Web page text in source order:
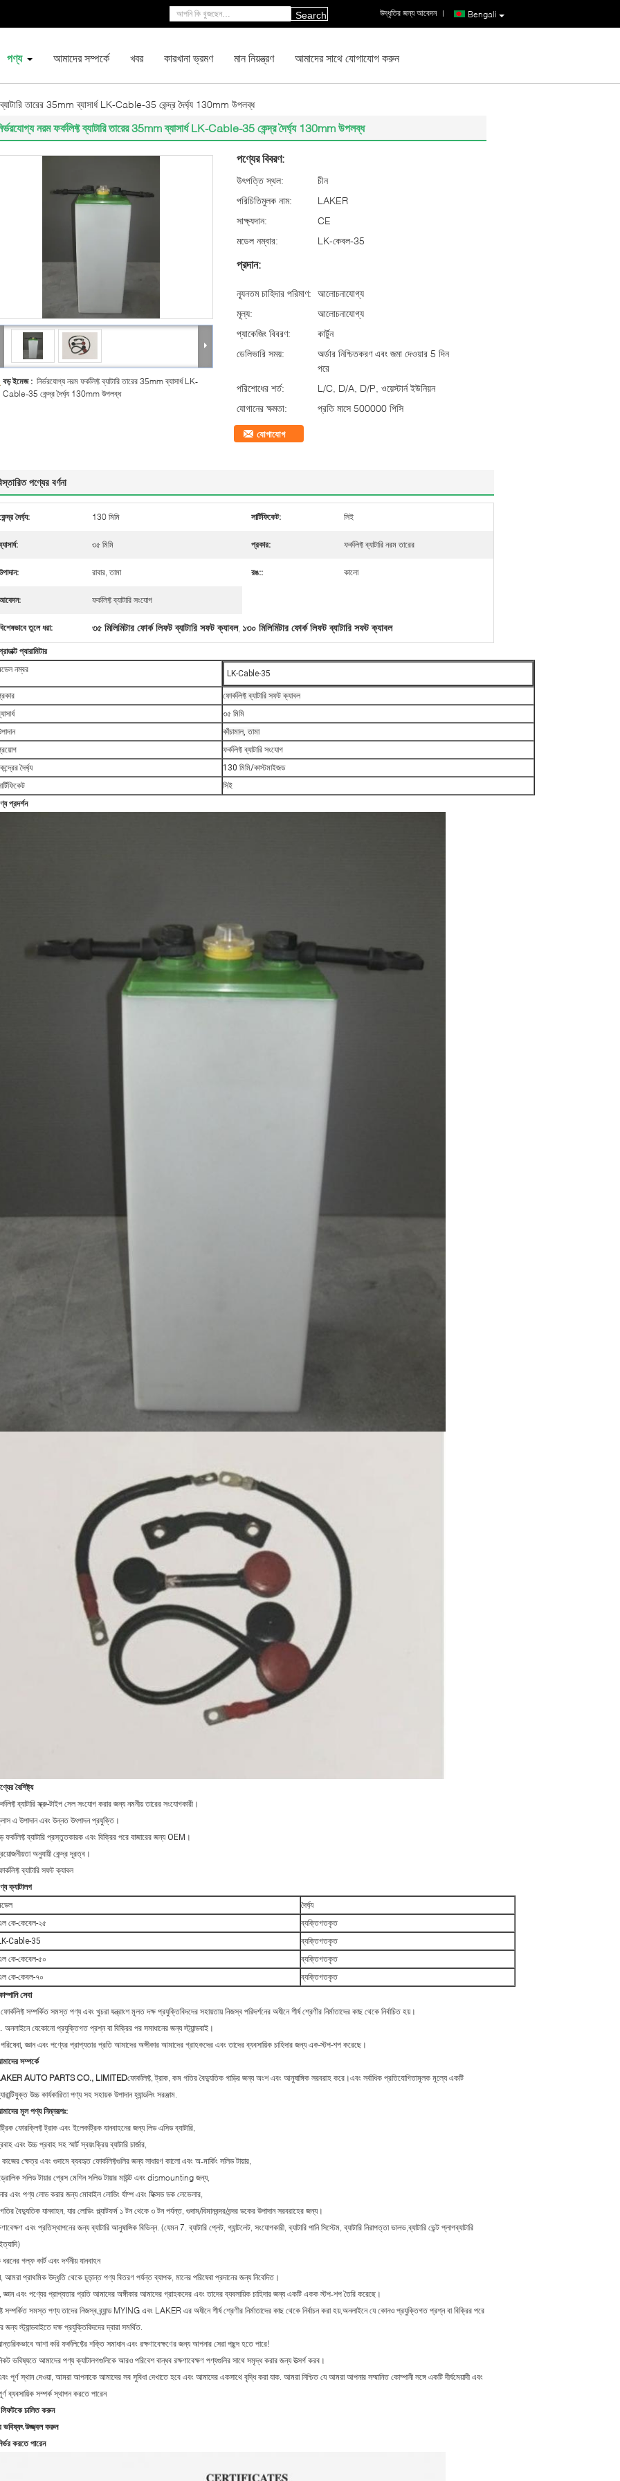
Bengali
উদ্ধৃতির জন্য আবেদন |
Search
পণ্য আমাদের সম্পর্কে খবর কারখানা ভ্রমণ মান নিয়ন্ত্রণ আমাদের সাথে যোগাযোগ করুন
ব্যাটারি তারের 35mm ব্যাসার্ধ LK-Cable-35 কেন্দ্র দৈর্ঘ্য 130mm উপলব্ধ
নরম ফর্কলিফ্ট ব্যাটারি তারের 35mm ব্যাসার্ধ LK-Cable-35 কেন্দ্র দৈর্ঘ্য 130mm উপলব্ধ
বড় ইমেজ : নির্ভরযোগ্য নরম ফর্কলিফ্ট ব্যাটারি তারের 35mm ব্যাসার্ধ LK-
Cable-35 কেন্দ্র দৈর্ঘ্য 130mm উপলব্ধ
পণ্যের বিবরণ:
উৎপত্তি স্থল:
চীন
পরিচিতিমুলক নাম:
LAKER
সাক্ষ্যদান:
CE
মডেল নম্বার:
LK-কেবল-35
প্রদান:
ন্যূনতম চাহিদার পরিমাণ: আলোচনাযোগ্য
মূল্য:
আলোচনাযোগ্য
প্যাকেজিং বিবরণ:
কার্টুন
ডেলিভারি সময়:
অর্ডার নিশ্চিতকরণ এবং জমা দেওয়ার 5 দিন
পরে
পরিশোধের শর্ত:
L/C, D/A, D/P, ওয়েস্টার্ন ইউনিয়ন
যোগানের ক্ষমতা:
প্রতি মাসে 500000 পিসি
যোগাযোগ
পণ্যের বর্ণনা
দৈর্ঘ্য: 130 মিমি সার্টিফিকেট: সিই
৩৫ মিমি প্রকার: ফর্কলিফ্ট ব্যাটারি নরম তারের
রাবার, তামা রঙ:: কালো
ফর্কলিফ্ট ব্যাটারি সংযোগ
তুলে ধরা: ৩৫ মিলিমিটার ফোর্ক লিফট ব্যাটারি সফট ক্যাবল, ১৩০ মিলিমিটার ফোর্ক লিফট ব্যাটারি সফট ক্যাবল
প্যারামিটার
নম্বর
LK-Cable-35
ফোর্কলিফ্ট ব্যাটারি সফট ক্যাবল
৩৫ মিমি
কাঁচামাল, তামা
ফর্কলিফ্ট ব্যাটারি সংযোগ
দৈর্ঘ্য 130 মিমি/কাস্টমাইজড
সিই
প্রদর্শন
বৈশিষ্ট্য
ব্যাটারি স্ক্রু-টাইপ সেল সংযোগ করার জন্য নমনীয় তারের সংযোগকারী।
এ উপাদান এবং উন্নত উৎপাদন প্রযুক্তি।
ফর্কলিফ্ট ব্যাটারি প্রস্তুতকারক এবং বিক্রির পরে বাজারের জন্য OEM।
অনুযায়ী কেন্দ্র দূরত্ব।
ব্যাটারি সফট ক্যাবল
ক্যাটালগ
দৈর্ঘ্য
কে-কেবেল-২৫
ব্যক্তিগতকৃত
Cable-35
ব্যক্তিগতকৃত
কে-কেবেল-৫০
ব্যক্তিগতকৃত
কে-কেবল-৭০
ব্যক্তিগতকৃত
সেবা
সম্পর্কিত সমস্ত পণ্য এবং খুচরা যন্ত্রাংশ মূলত দক্ষ প্রযুক্তিবিদদের সহায়তায় নিজস্ব পরিদর্শনের অধীনে শীর্ষ শ্রেণীর নির্মাতাদের কাছ থেকে নির্বাচিত হয়।
অনলাইনে যেকোনো প্রযুক্তিগত প্রশ্ন বা বিক্রির পর সমাধানের জন্য স্ট্যান্ডবাই।
জ্ঞান এবং পণ্যের প্রাপ্যতার প্রতি আমাদের অঙ্গীকার আমাদের গ্রাহকদের এবং তাদের ব্যবসায়িক চাহিদার জন্য এক-স্টপ-শপ করেছে।
সম্পর্কে
AUTO PARTS CO., LIMITEDফোর্কলিফ্ট, ট্রাক, কম গতির বৈদ্যুতিক গাড়ির জন্য অংশ এবং আনুষাঙ্গিক সরবরাহ করে।এবং সর্বাধিক প্রতিযোগিতামূলক মূল্যে একটি
উচ্চ কার্যকারিতা পণ্য সহ সহায়ক উপাদান হ্যান্ডলিং সরঞ্জাম.
মূল পণ্য নিম্নরূপঃ:
ফোরক্লিফ্ট ট্রাক এবং ইলেকট্রিক যানবাহনের জন্য লিড এসিড ব্যাটারি,
এবং উচ্চ প্রবাহ সহ স্মার্ট স্বয়ংক্রিয় ব্যাটারি চার্জার,
ক্ষেত্র এবং গুদামে ব্যবহৃত ফোর্কলিফ্টগুলির জন্য সাধারণ কালো এবং অ-মার্কিং সলিড টায়ার,
সলিড টায়ার প্রেস মেশিন সলিড টায়ার মাউন্ট এবং dismounting জন্য,
এবং পণ্য লোড করার জন্য মোবাইল লোডিং র্যাম্প এবং ফিক্সড ডক লেভেলার,
বৈদ্যুতিক যানবাহন, যার লোডিং প্ল্যাটফর্ম ১ টন থেকে ৩ টন পর্যন্ত, গুদাম/বিমানবন্দর/বন্দর ডকের উপাদান সরবরাহের জন্য।
এবং প্রতিস্থাপনের জন্য ব্যাটারি আনুষাঙ্গিক বিভিন্ন. (যেমন 7. ব্যাটারি প্লেট, গ্যান্টলেট, সংযোগকারী, ব্যাটারি পানি সিস্টেম, ব্যাটারি নিরাপত্তা ভালভ,ব্যাটারি ভেন্ট প্লাগব্যাটারি
গল্ফ কার্ট এবং দর্শনীয় যানবাহন
, আমরা প্রাথমিক উদ্ধৃতি থেকে চূড়ান্ত পণ্য বিতরণ পর্যন্ত ব্যাপক, মানের পরিষেবা প্রদানের জন্য নিবেদিত।
জ্ঞান এবং পণ্যের প্রাপ্যতার প্রতি আমাদের অঙ্গীকার আমাদের গ্রাহকদের এবং তাদের ব্যবসায়িক চাহিদার জন্য একটি একক স্টপ-শপ তৈরি করেছে।
সম্পর্কিত সমস্ত পণ্য তাদের নিজস্ব ব্র্যান্ড MYING এবং LAKER এর অধীনে শীর্ষ শ্রেণীর নির্মাতাদের কাছ থেকে নির্বাচন করা হয়,অনলাইনে যে কোনও প্রযুক্তিগত প্রশ্ন বা বিক্রির পরে
জন্য স্ট্যান্ডবাইতে দক্ষ প্রযুক্তিবিদদের দ্বারা সমর্থিত.
আশা করি ফর্কলিফ্টের শক্তি সমাধান এবং রক্ষণাবেক্ষণের জন্য আপনার সেরা পছন্দ হতে পারে!
ভবিষ্যতে আমাদের পণ্য ক্যাটালগগুলিকে আরও পরিবেশ বান্ধব রক্ষণাবেক্ষণ পণ্যগুলির সাথে সমৃদ্ধ করার জন্য উত্সর্গ করব।
পূর্ণ স্থান দেওয়া, আমরা আপনাকে আমাদের সব সুবিধা দেখাতে হবে এবং আমাদের একসাথে বৃদ্ধি করা যাক. আমরা নিশ্চিত যে আমরা আপনার সম্মানিত কোম্পানী সঙ্গে একটি দীর্ঘমেয়াদী এবং
ব্যবসায়িক সম্পর্ক স্থাপন করতে পারেন
চালিত করুন
ভবিষ্যৎ উজ্জ্বল করুন
করতে পারেন